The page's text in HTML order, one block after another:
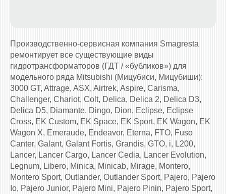
Производственно-сервисная компания Smagresta
ремонтирует все существующие виды
гидротрансформаторов (ГДТ / «бубликов») для
модельного ряда Mitsubishi (Мицубиси, Мицубиши):
3000 GT, Attrage, ASX, Airtrek, Aspire, Carisma,
Challenger, Chariot, Colt, Delica, Delica 2, Delica D3,
Delica D5, Diamante, Dingo, Dion, Eclipse, Eclipse
Cross, EK Custom, EK Space, EK Sport, EK Wagon, EK
Wagon X, Emeraude, Endeavor, Eterna, FTO, Fuso
Canter, Galant, Galant Fortis, Grandis, GTO, i, L200,
Lancer, Lancer Cargo, Lancer Cedia, Lancer Evolution,
Legnum, Libero, Minica, Minicab, Mirage, Montero,
Montero Sport, Outlander, Outlander Sport, Pajero, Pajero
Io, Pajero Junior, Pajero Mini, Pajero Pinin, Pajero Sport,